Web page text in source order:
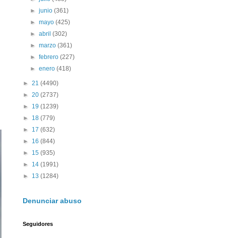
►junio(361)
►mayo(425)
►abril(302)
►marzo(361)
►febrero(227)
►enero(418)
► 21 (4490)
► 20 (2737)
► 19 (1239)
► 18 (779)
► 17 (632)
► 16 (844)
► 15 (935)
► 14 (1991)
► 13 (1284)
Denunciar abuso
Seguidores